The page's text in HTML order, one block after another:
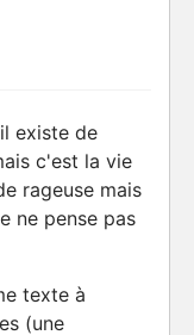
existe de
c'est la vie
rageuse mais
ne pense pas
texte à
(une